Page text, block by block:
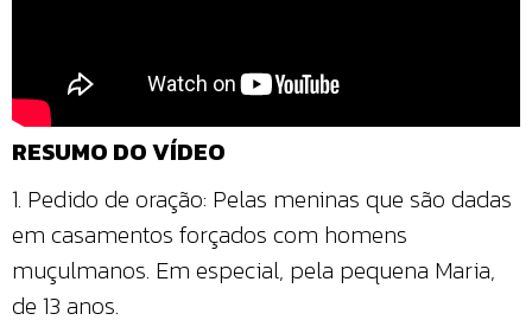
RESUMO DO VÍDEO
1. Pedido de oração: Pelas meninas que são dadas
em casamentos forçados com homens
muçulmanos. Em especial, pela pequena Maria,
de 13 anos.